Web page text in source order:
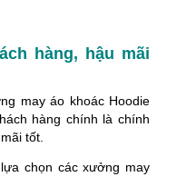
hàng, hậu mãi
may áo khoác Hoodie
hàng chính là chính
tốt.
chọn các xưởng may